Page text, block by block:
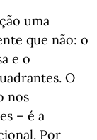
uma
que não: o
e o
O
nos
– é a
Por